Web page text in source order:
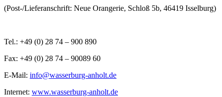
(Post-/Lieferanschrift: Neue Orangerie, Schloß 5b, 46419 Isselburg)
Tel.: +49 (0) 28 74 – 900 890
Fax: +49 (0) 28 74 – 90089 60
E-Mail: info@wasserburg-anholt.de
Internet: www.wasserburg-anholt.de